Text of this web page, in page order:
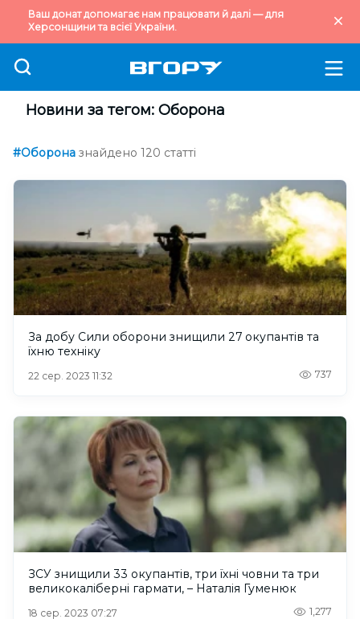
Ваш донат допомагає нам працювати й далі — для
Херсонщини та всієї України.
Новини за тегом: Оборона
#Оборона знайдено 120 статті
За добу Сили оборони знищили 27 окупантів та
їхню техніку
22 сер. 2023 11:32 737
ЗСУ знищили 33 окупантів, три їхні човни та три
великокаліберні гармати, – Наталія Гуменюк
18 сер. 2023 07:27 1,277